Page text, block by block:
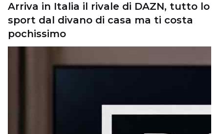
Arriva in Italia il rivale di DAZN, tutto lo
sport dal divano di casa ma ti costa
pochissimo